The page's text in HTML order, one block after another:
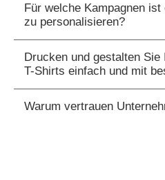
Für welche Kampagnen
zu personalisieren?
Drucken und gestalten
T-Shirts einfach und mit
Warum vertrauen